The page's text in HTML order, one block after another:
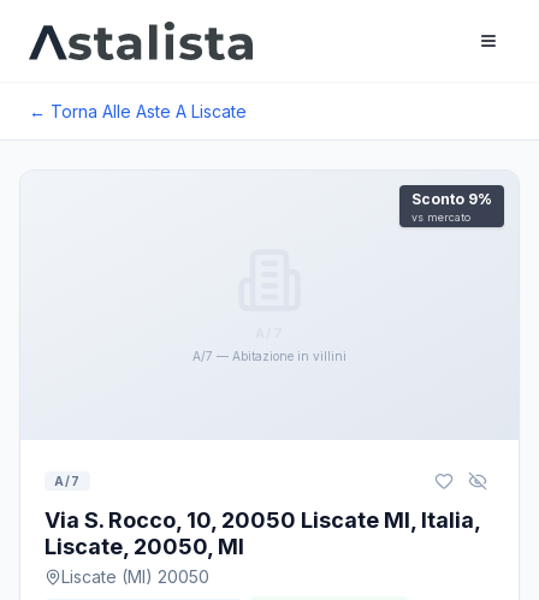
← Torna Alle Aste A Liscate
A/7 — Abitazione in villini
Sconto 9%
vs mercato
A/7
Via S. Rocco, 10, 20050 Liscate MI, Italia,
Liscate, 20050, MI
Liscate (MI) 20050